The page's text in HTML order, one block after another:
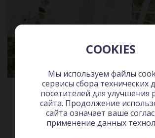
Как перестать сражаться со своим
обрести его близость и любовь
COOKIES
Мы используем файлы
сервисы сбора технических
посетителей для улучшения
сайта. Продолжение
сайта означает ваше
применение данных